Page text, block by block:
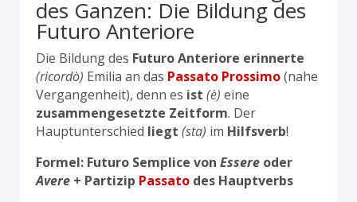
des Ganzen: Die Bildung des
Futuro Anteriore
Die Bildung des Futuro Anteriore erinnerte
(ricordò) Emilia an das Passato Prossimo(nahe
Vergangenheit), denn es ist (è) eine
zusammengesetzte Zeitform. Der
Hauptunterschied liegt (sta) im Hilfsverb!
Formel: Futuro Semplice von Essere oder
Avere + Partizip Passato des Hauptverbs